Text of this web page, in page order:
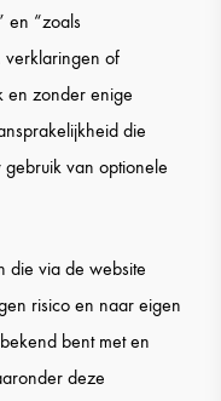
en “zoals
verklaringen of
en zonder enige
die
van optionele
die via de website
risico en naar eigen
bent met en
deze